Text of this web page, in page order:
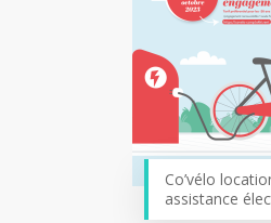
Co’vélo
assistance